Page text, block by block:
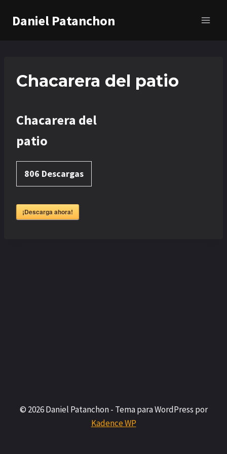
Daniel Patanchon
Chacarera del patio
Chacarera del
patio
806 Descargas
¡Descarga ahora!
© 2026 Daniel Patanchon - Tema para WordPress por
Kadence WP